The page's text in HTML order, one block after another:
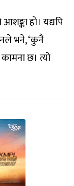
आशङ्का हो। यद्यपि
भने, ‘कुनै
छ। त्यो